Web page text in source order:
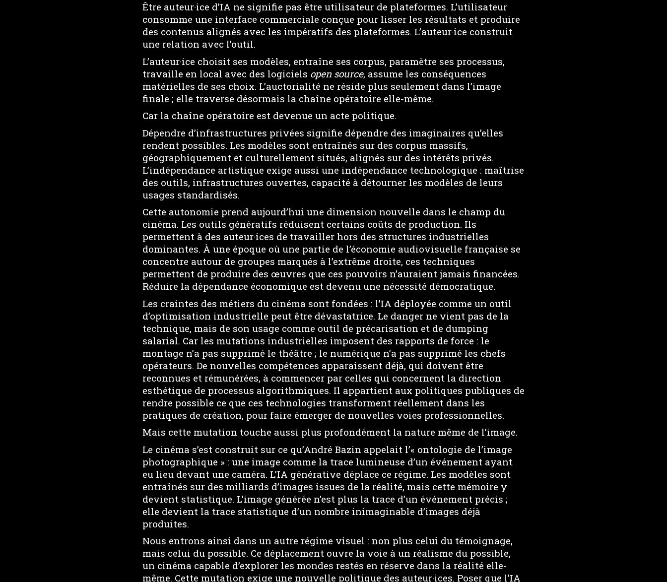
Être auteur·ice d’IA ne signifie pas être utilisateur de plateformes. L’utilisateur
consomme une interface commerciale conçue pour lisser les résultats et produire
des contenus alignés avec les impératifs des plateformes. L’auteur·ice construit
une relation avec l’outil.
L’auteur·ice choisit ses modèles, entraîne ses corpus, paramètre ses processus,
travaille en local avec des logiciels open source, assume les conséquences
matérielles de ses choix. L’auctorialité ne réside plus seulement dans l’image
finale ; elle traverse désormais la chaîne opératoire elle-même.
Car la chaîne opératoire est devenue un acte politique.
Dépendre d’infrastructures privées signifie dépendre des imaginaires qu’elles
rendent possibles. Les modèles sont entraînés sur des corpus massifs,
géographiquement et culturellement situés, alignés sur des intérêts privés.
L’indépendance artistique exige aussi une indépendance technologique : maîtrise
des outils, infrastructures ouvertes, capacité à détourner les modèles de leurs
usages standardisés.
Cette autonomie prend aujourd’hui une dimension nouvelle dans le champ du
cinéma. Les outils génératifs réduisent certains coûts de production. Ils
permettent à des auteur·ices de travailler hors des structures industrielles
dominantes. À une époque où une partie de l’économie audiovisuelle française se
concentre autour de groupes marqués à l’extrême droite, ces techniques
permettent de produire des œuvres que ces pouvoirs n’auraient jamais financées.
Réduire la dépendance économique est devenu une nécessité démocratique.
Les craintes des métiers du cinéma sont fondées : l’IA déployée comme un outil
d’optimisation industrielle peut être dévastatrice. Le danger ne vient pas de la
technique, mais de son usage comme outil de précarisation et de dumping
salarial. Car les mutations industrielles imposent des rapports de force : le
montage n’a pas supprimé le théâtre ; le numérique n’a pas supprimé les chefs
opérateurs. De nouvelles compétences apparaissent déjà, qui doivent être
reconnues et rémunérées, à commencer par celles qui concernent la direction
esthétique de processus algorithmiques. Il appartient aux politiques publiques de
rendre possible ce que ces technologies transforment réellement dans les
pratiques de création, pour faire émerger de nouvelles voies professionnelles.
Mais cette mutation touche aussi plus profondément la nature même de l’image.
Le cinéma s’est construit sur ce qu’André Bazin appelait l’« ontologie de l’image
photographique » : une image comme la trace lumineuse d’un événement ayant
eu lieu devant une caméra. L’IA générative déplace ce régime. Les modèles sont
entraînés sur des milliards d’images issues de la réalité, mais cette mémoire y
devient statistique. L’image générée n’est plus la trace d’un événement précis ;
elle devient la trace statistique d’un nombre inimaginable d’images déjà
produites.
Nous entrons ainsi dans un autre régime visuel : non plus celui du témoignage,
mais celui du possible. Ce déplacement ouvre la voie à un réalisme du possible,
un cinéma capable d’explorer les mondes restés en réserve dans la réalité elle-
même. Cette mutation exige une nouvelle politique des auteur·ices. Poser que l’IA